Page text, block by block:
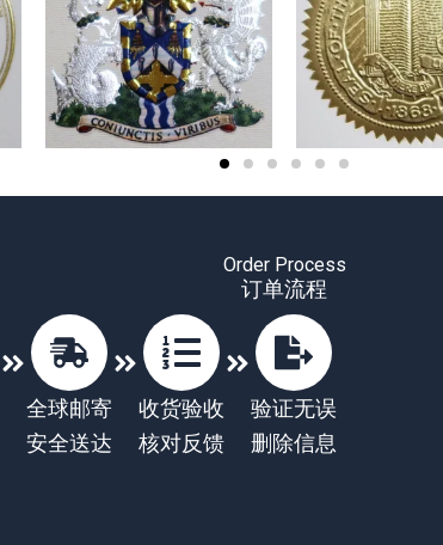
Order Process
订单流程
全球邮寄
安全送达
收货验收
核对反馈
验证无误
删除信息